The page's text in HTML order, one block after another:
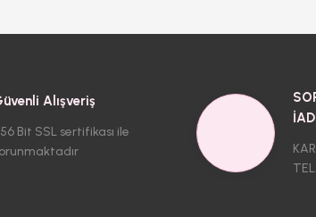
Alışveriş
Bit SSL sertifikası ile